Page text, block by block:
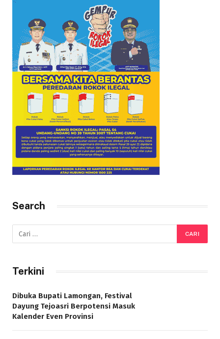
Search
Terkini
Dibuka Bupati Lamongan, Festival
Dayung Tejoasri Berpotensi Masuk
Kalender Even Provinsi